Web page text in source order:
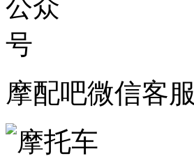
摩配吧微信客服